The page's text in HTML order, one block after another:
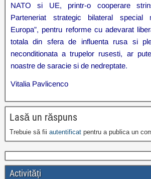
NATO si UE, printr-o cooperare
Parteneriat strategic bilateral special
Europa”, pentru reforme cu adevarat
totala din sfera de influenta rusa si
neconditionata a trupelor rusesti, ar
noastre de saracie si de nedreptate.
Vitalia Pavlicenco
Lasă un răspuns
Trebuie să fii autentificat pentru a publica un
Activități